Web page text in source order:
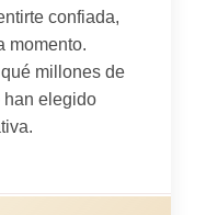
confiada,
momento.
millones de
han elegido